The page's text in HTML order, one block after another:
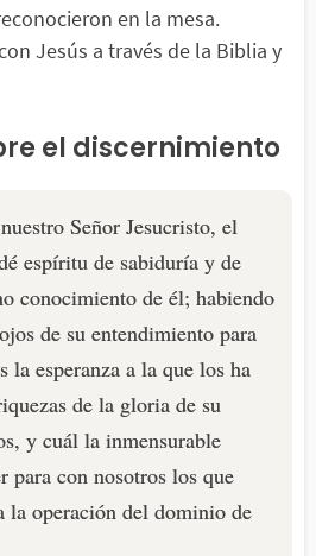
en la mesa.
Jesús a través de la Biblia y
el discernimiento
Señor Jesucristo, el
espíritu de sabiduría y de
conocimiento de él; habiendo
de su entendimiento para
la esperanza a la que los ha
de la gloria de su
y cuál la inmensurable
para con nosotros los que
la operación del dominio de